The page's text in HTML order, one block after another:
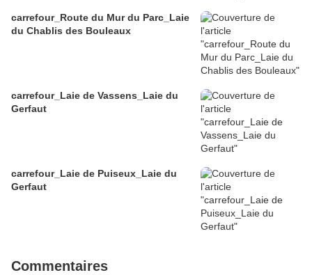
carrefour_Route du Mur du Parc_Laie
du Chablis des Bouleaux
carrefour_Laie de Vassens_Laie du
Gerfaut
carrefour_Laie de Puiseux_Laie du
Gerfaut
Commentaires